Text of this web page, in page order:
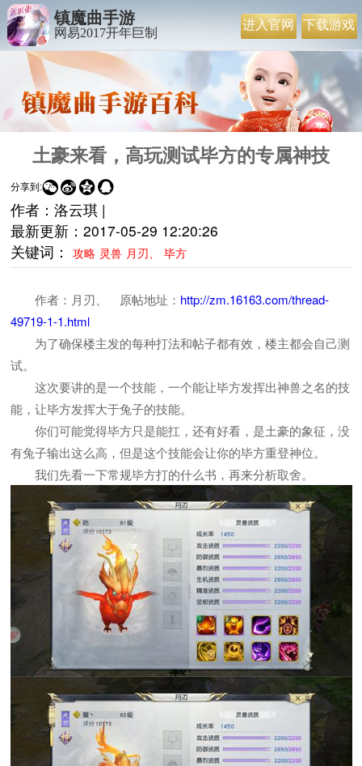
镇魔曲手游
网易2017开年巨制
进入官网 下载游戏
土豪来看，高玩测试毕方的专属神技
分享到: 
作者：洛云琪 |
最新更新： 2017-05-29 12:20:26
关键词：
攻略 灵兽 月刃、 毕方
作者：月刃、 原帖地址： http://zm.16163.com/thread-
49719-1-1.html
为了确保楼主发的每种打法和帖子都有效，楼主都会自己测
试。
这次要讲的是一个技能，一个能让毕方发挥出神兽之名的技
能，让毕方发挥大于兔子的技能。
你们可能觉得毕方只是能扛，还有好看，是土豪的象征，没
有兔子输出这么高，但是这个技能会让你的毕方重登神位。
我们先看一下常规毕方打的什么书，再来分析取舍。